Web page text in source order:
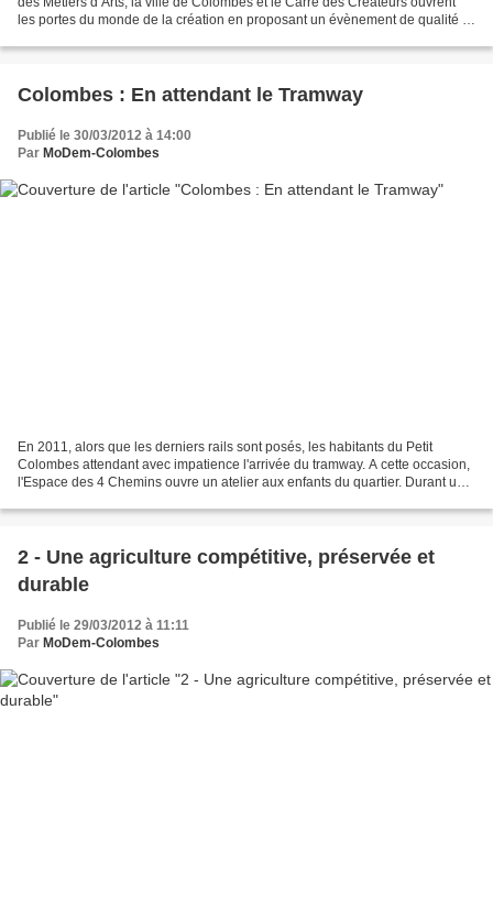
les portes du monde de la création en proposant un évènement de qualité et
Colombes : En attendant le Tramway
Publié le 30/03/2012 à 14:00
Par MoDem-Colombes
En 2011, alors que les derniers rails sont posés, les habitants du Petit
Colombes attendant avec impatience l'arrivée du tramway. A cette occasion,
l'Espace des 4 Chemins ouvre un atelier aux enfants du quartier. Durant une
2 - Une agriculture compétitive, préservée et
durable
Publié le 29/03/2012 à 11:11
Par MoDem-Colombes